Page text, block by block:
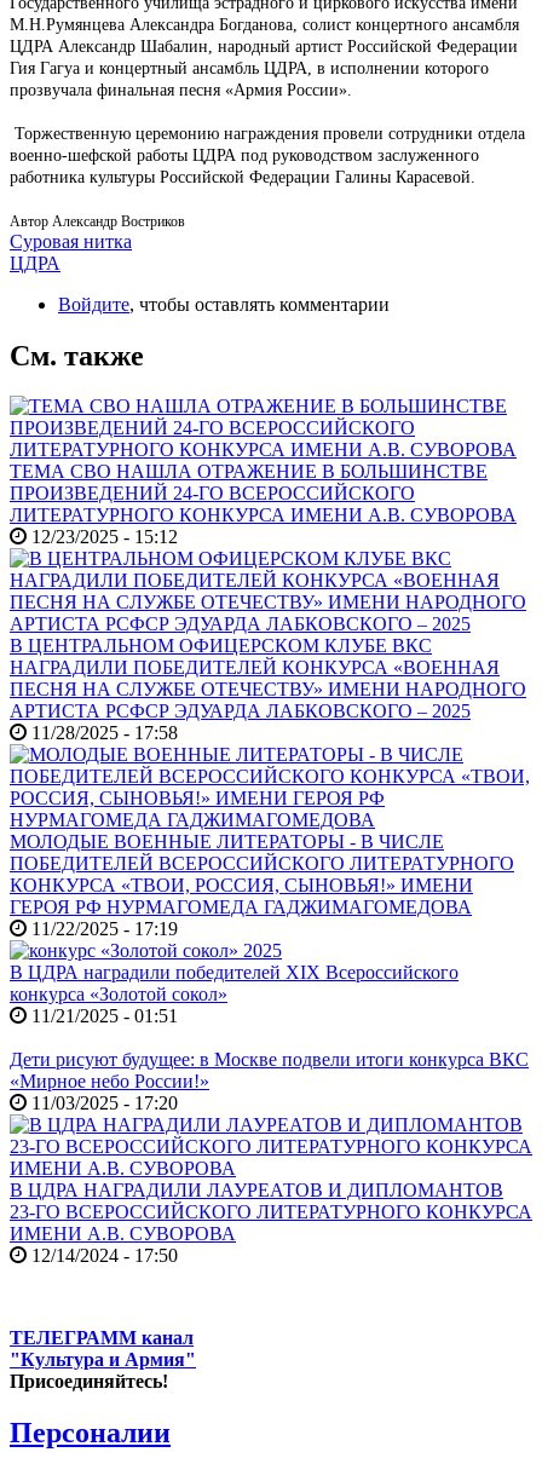
М.Н.Румянцева Александра Богданова, солист концертного ансамбля
ЦДРА Александр Шабалин, народный артист Российской Федерации
Гия Гагуа и концертный ансамбль ЦДРА, в исполнении которого
прозвучала финальная песня «Армия России».
Торжественную церемонию награждения провели сотрудники отдела
военно-шефской работы ЦДРА под руководством заслуженного
работника культуры Российской Федерации Галины Карасевой.
Автор Александр Востриков
Суровая нитка
ЦДРА
Войдите, чтобы оставлять комментарии
См. также
ТЕМА СВО НАШЛА ОТРАЖЕНИЕ В БОЛЬШИНСТВЕ
ПРОИЗВЕДЕНИЙ 24-ГО ВСЕРОССИЙСКОГО
ЛИТЕРАТУРНОГО КОНКУРСА ИМЕНИ А.В. СУВОРОВА
12/23/2025 - 15:12
В ЦЕНТРАЛЬНОМ ОФИЦЕРСКОМ КЛУБЕ ВКС
НАГРАДИЛИ ПОБЕДИТЕЛЕЙ КОНКУРСА «ВОЕННАЯ
ПЕСНЯ НА СЛУЖБЕ ОТЕЧЕСТВУ» ИМЕНИ НАРОДНОГО
АРТИСТА РСФСР ЭДУАРДА ЛАБКОВСКОГО – 2025
11/28/2025 - 17:58
МОЛОДЫЕ ВОЕННЫЕ ЛИТЕРАТОРЫ - В ЧИСЛЕ
ПОБЕДИТЕЛЕЙ ВСЕРОССИЙСКОГО ЛИТЕРАТУРНОГО
КОНКУРСА «ТВОИ, РОССИЯ, СЫНОВЬЯ!» ИМЕНИ
ГЕРОЯ РФ НУРМАГОМЕДА ГАДЖИМАГОМЕДОВА
11/22/2025 - 17:19
В ЦДРА наградили победителей XIX Всероссийского
конкурса «Золотой сокол»
11/21/2025 - 01:51
Дети рисуют будущее: в Москве подвели итоги конкурса ВКС
«Мирное небо России!»
11/03/2025 - 17:20
В ЦДРА НАГРАДИЛИ ЛАУРЕАТОВ И ДИПЛОМАНТОВ
23-ГО ВСЕРОССИЙСКОГО ЛИТЕРАТУРНОГО КОНКУРСА
ИМЕНИ А.В. СУВОРОВА
12/14/2024 - 17:50
ТЕЛЕГРАММ канал
"Культура и Армия"
Присоединяйтесь!
Персоналии